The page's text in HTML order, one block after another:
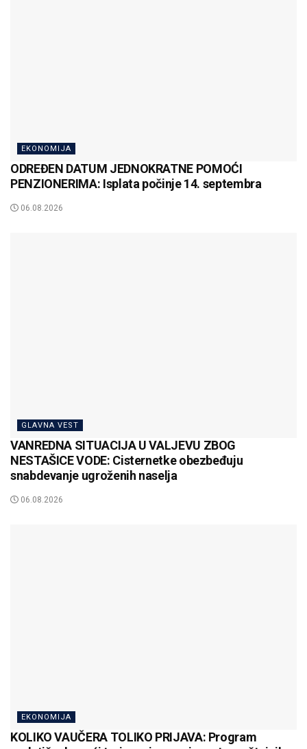
EKONOMIJA
ODREĐEN DATUM JEDNOKRATNE POMOĆI
PENZIONERIMA: Isplata počinje 14. septembra
06.08.2026
GLAVNA VEST
VANREDNA SITUACIJA U VALJEVU ZBOG
NESTAŠICE VODE: Cisternetke obezbeđuju
snabdevanje ugroženih naselja
06.08.2026
EKONOMIJA
KOLIKO VAUČERA TOLIKO PRIJAVA: Program